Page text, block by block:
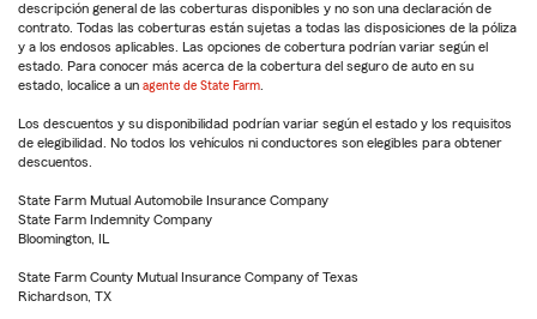
descripción general de las coberturas disponibles y no son una declaración de
contrato. Todas las coberturas están sujetas a todas las disposiciones de la póliza
y a los endosos aplicables. Las opciones de cobertura podrían variar según el
estado. Para conocer más acerca de la cobertura del seguro de auto en su
estado, localice a un agente de State Farm
Los descuentos y su disponibilidad podrían variar según el estado y los requisitos
de elegibilidad. No todos los vehículos ni conductores son elegibles para obtener
descuentos.
State Farm Mutual Automobile Insurance Company
State Farm Indemnity Company
Bloomington, IL
State Farm County Mutual Insurance Company of Texas
Richardson, TX